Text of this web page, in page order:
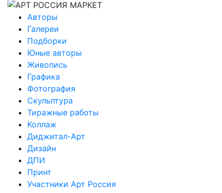
Авторы
Галереи
Подборки
Юные авторы
Живопись
Графика
Фотография
Скульптура
Тиражные работы
Коллаж
Диджитал-Арт
Дизайн
ДПИ
Принт
Участники Арт Россия